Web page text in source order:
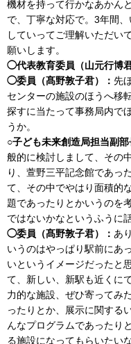
機材を持って行かなあかん
で、丁寧な対応で。3年間
していってご理解いただい
願いします。
◯代表教育委員（山元行博
◯委員（髙野敦子君）： 先
センターの施設のほうへ移
探すに当たって事務局内で
うか。
○子ども未来創造局担当副部
般的に検討しまして、その
り、萱野三平記念館であっ
て、その中でやはり面積的
題であったりとかいうのを
ではないかなというふうに
◯委員（髙野敦子君）： あ
いうのはやっぱり駅前にあ
いというイメージだったと
て、新しい、新駅も近くに
力的な施設、ぜひ寄ってみ
ったりとか、展示に関する
んなプログラムであったり
る施設になってもらいたい